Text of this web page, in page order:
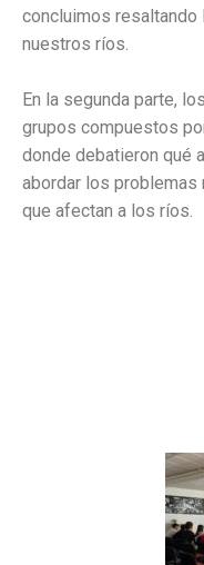
concluimos resaltando
nuestros ríos.
En la segunda parte,
grupos compuestos
donde debatieron qué
abordar los problemas
que afectan a los ríos.